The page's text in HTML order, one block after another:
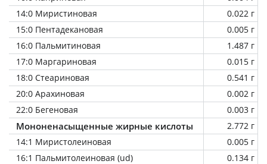
14:0 Миристиновая
0.022 г
15:0 Пентадекановая
0.005 г
16:0 Пальмитиновая
1.487 г
17:0 Маргариновая
0.015 г
18:0 Стеариновая
0.541 г
20:0 Арахиновая
0.002 г
22:0 Бегеновая
0.003 г
Мононенасыщенные жирные кислоты
2.772 г
14:1 Миристолеиновая
0.005 г
16:1 Пальмитолеиновая (ud)
0.134 г